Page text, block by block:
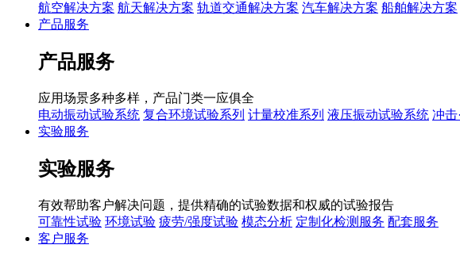
航空解决方案 航天解决方案 轨道交通解决方案 汽车解决方案 船舶解决方案
产品服务
产品服务
应用场景多种多样，产品门类一应俱全
电动振动试验系统 复合环境试验系列 计量校准系列 液压振动试验系统 冲击
实验服务
实验服务
有效帮助客户解决问题，提供精确的试验数据和权威的试验报告
可靠性试验 环境试验 疲劳/强度试验 模态分析 定制化检测服务 配套服务
客户服务